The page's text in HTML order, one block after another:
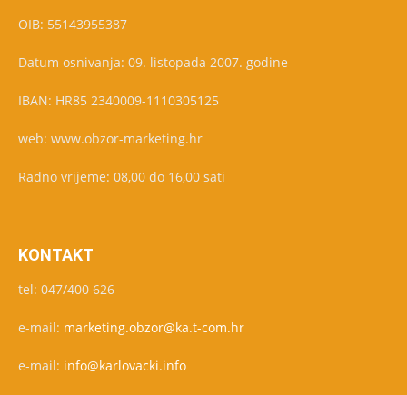
OIB: 55143955387
Datum osnivanja: 09. listopada 2007. godine
IBAN: HR85 2340009-1110305125
web: www.obzor-marketing.hr
Radno vrijeme: 08,00 do 16,00 sati
KONTAKT
tel: 047/400 626
e-mail: marketing.obzor@ka.t-com.hr
e-mail: info@karlovacki.info